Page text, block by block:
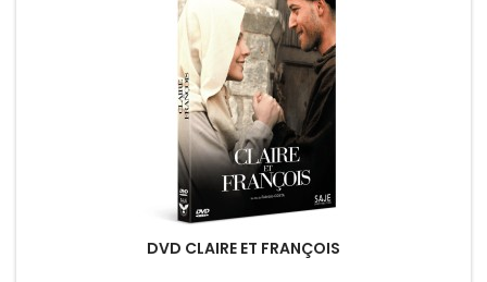
DVD CLAIRE ET FRANÇOIS